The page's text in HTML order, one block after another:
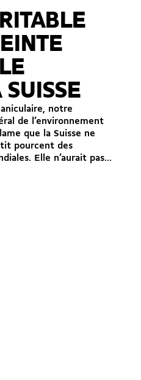
notre
de l’environnement
que la Suisse ne
pourcent des
Elle n’aurait pas...